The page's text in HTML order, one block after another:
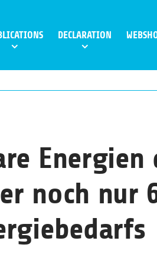
DECLARATION
noch nur